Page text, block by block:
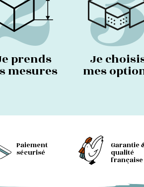
prends
mesures
Je
mes
Paiement
sécurisé
Garantie
qualité
française